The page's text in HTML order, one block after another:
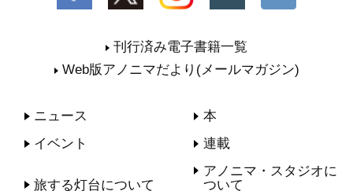
刊行済み電子書籍一覧
Web版アノニマだより(メールマガジン)
ニュース
本
イベント
連載
旅する灯台について
アノニマ・スタジオに
ついて